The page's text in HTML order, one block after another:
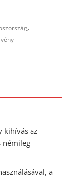
,
kihívás az
némileg
a